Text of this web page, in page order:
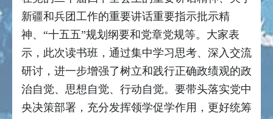
新疆和兵团工作的重要讲话重要指示批示精
神、“十五五”规划纲要和党章党规等。大家表
示，此次读书班，通过集中学习思考、深入交流
研讨，进一步增强了树立和践行正确政绩观的政
治自觉、思想自觉、行动自觉。要带头落实党中
央决策部署，充分发挥领学促学作用，更好统筹